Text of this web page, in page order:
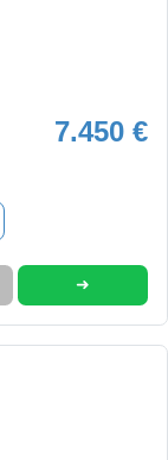
7.450 €
➜